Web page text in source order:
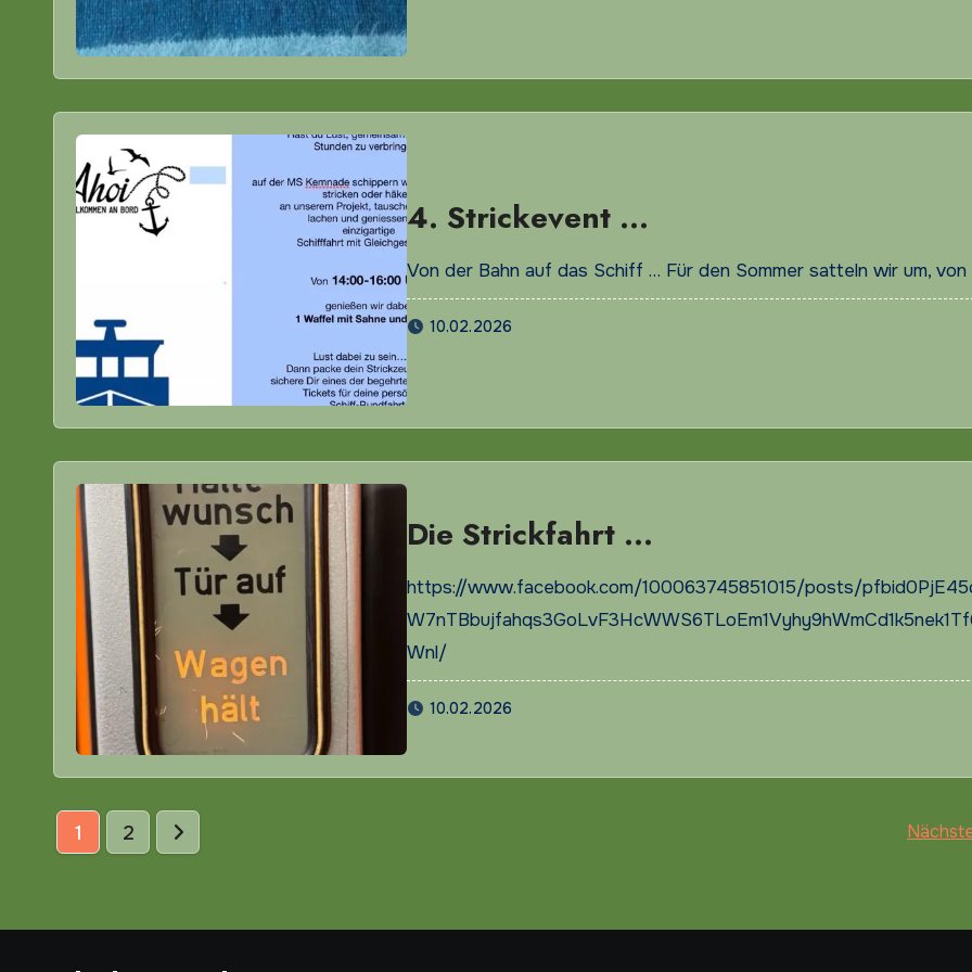
4. Strickevent …
Von der Bahn auf das Schiff … Für den Sommer satteln wir um,
10.02.2026
Die Strickfahrt …
https://www.facebook.com/100063745851015/posts/
Wnl/
10.02.2026
Seitennummerierung
Beiträge
1 2